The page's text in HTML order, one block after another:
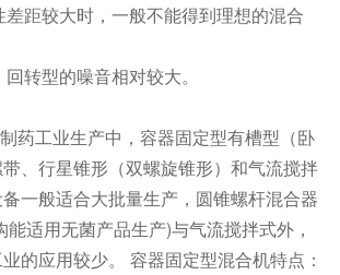
距较大时，一般不能得到理想的混合
转型的噪音相对较大。
药工业生产中，容器固定型有槽型（卧
、行星锥形（双螺旋锥形）和气流搅拌
一般适合大批量生产，圆锥螺杆混合器
适用无菌产品生产)与气流搅拌式外，
的应用较少。 容器固定型混合机特点：